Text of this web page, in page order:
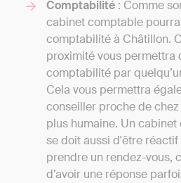
Comptabilité : Comme
cabinet comptable
comptabilité à Châtillon.
proximité vous permettra
comptabilité par
Cela vous permettra
conseiller proche de
plus humaine. Un
se doit aussi d'être
prendre un rendez-vous,
d’avoir une réponse